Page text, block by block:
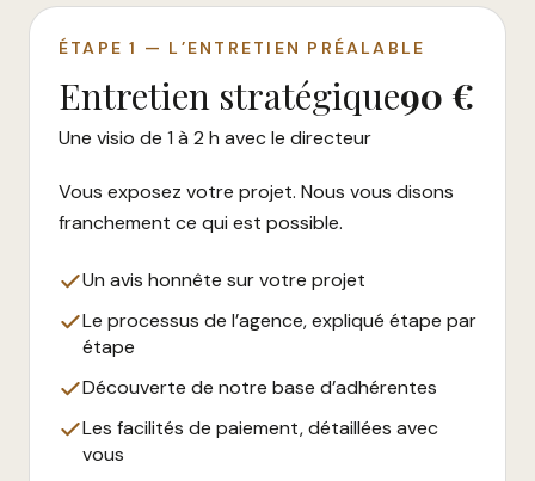
ÉTAPE 1 — L’ENTRETIEN PRÉALABLE
Entretien stratégique90 €
Une visio de 1 à 2 h avec le directeur
Vous exposez votre projet. Nous vous disons
franchement ce qui est possible.
Un avis honnête sur votre projet
Le processus de l’agence, expliqué étape par
étape
Découverte de notre base d’adhérentes
Les facilités de paiement, détaillées avec
vous